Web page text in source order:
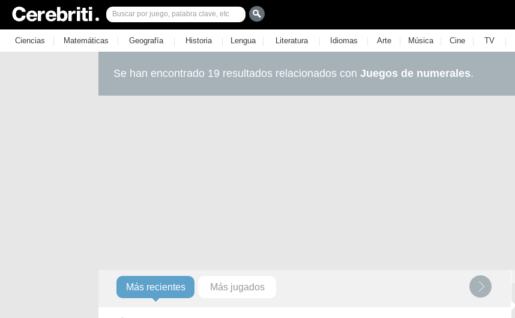
Ciencias | Matemáticas | Geografía | Historia | Lengua | Literatura | Idiomas | Arte | Música | Cine | TV |
Se han encontrado 19 resultados relacionados con Juegos de numerales.
Más recientes Más jugados